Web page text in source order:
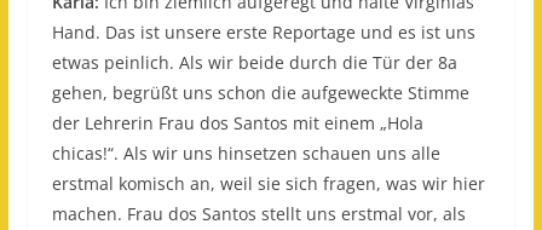
Hand. Das ist unsere erste Reportage und es ist uns
etwas peinlich. Als wir beide durch die Tür der 8a
gehen, begrüßt uns schon die aufgeweckte Stimme
der Lehrerin Frau dos Santos mit einem „Hola
chicas!“. Als wir uns hinsetzen schauen uns alle
erstmal komisch an, weil sie sich fragen, was wir hier
machen. Frau dos Santos stellt uns erstmal vor, als